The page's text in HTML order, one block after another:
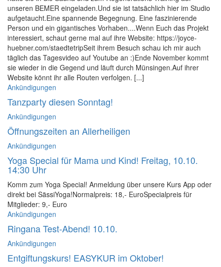
unseren BEMER eingeladen.Und sie ist tatsächlich hier im Studio
aufgetaucht.Eine spannende Begegnung. Eine faszinierende
Person und ein gigantisches Vorhaben....Wenn Euch das Projekt
interessiert, schaut gerne mal auf ihre Website: https://joyce-
huebner.com/staedtetripSeit ihrem Besuch schau ich mir auch
täglich das Tagesvideo auf Youtube an :)Ende November kommt
sie wieder in die Gegend und läuft durch Münsingen.Auf ihrer
Website könnt ihr alle Routen verfolgen. [...]
Ankündigungen
Tanzparty diesen Sonntag!
Ankündigungen
Öffnungszeiten an Allerheiligen
Ankündigungen
Yoga Special für Mama und Kind! Freitag, 10.10.
14:30 Uhr
Komm zum Yoga Special! Anmeldung über unsere Kurs App oder
direkt bei SässiYoga!Normalpreis: 18,- EuroSpecialpreis für
Mitglieder: 9,- Euro
Ankündigungen
Ringana Test-Abend! 10.10.
Ankündigungen
Entgiftungskurs! EASYKUR im Oktober!